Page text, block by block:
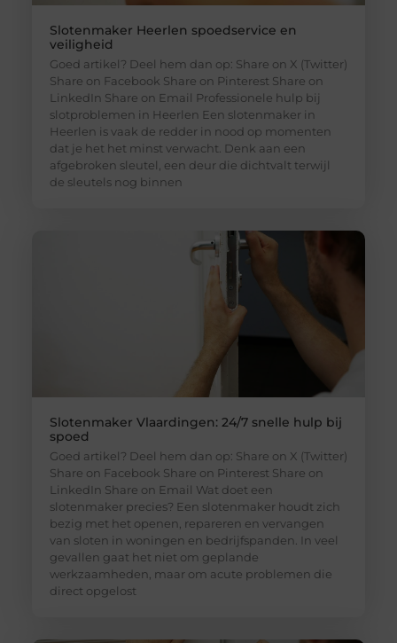
Slotenmaker Heerlen spoedservice en
veiligheid
Goed artikel? Deel hem dan op: Share on X (Twitter)
Share on Facebook Share on Pinterest Share on
LinkedIn Share on Email Professionele hulp bij
slotproblemen in Heerlen Een slotenmaker in
Heerlen is vaak de redder in nood op momenten
dat je het het minst verwacht. Denk aan een
afgebroken sleutel, een deur die dichtvalt terwijl
de sleutels nog binnen
Slotenmaker Vlaardingen: 24/7 snelle hulp bij
spoed
Goed artikel? Deel hem dan op: Share on X (Twitter)
Share on Facebook Share on Pinterest Share on
LinkedIn Share on Email Wat doet een
slotenmaker precies? Een slotenmaker houdt zich
bezig met het openen, repareren en vervangen
van sloten in woningen en bedrijfspanden. In veel
gevallen gaat het niet om geplande
werkzaamheden, maar om acute problemen die
direct opgelost